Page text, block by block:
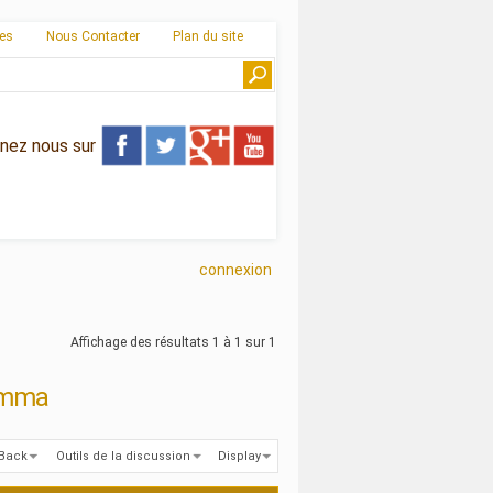
Nous Contacter Plan du site
nous sur
connexion
Affichage des résultats 1 à 1 sur 1
Outils de la discussion Display